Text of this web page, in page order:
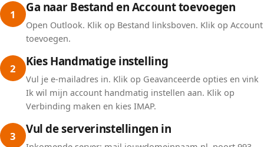
1 Ga naar Bestand en Account toevoegen
Open Outlook. Klik op Bestand linksboven. Klik op Account
toevoegen.
2 Kies Handmatige instelling
Vul je e-mailadres in. Klik op Geavanceerde opties en vink
Ik wil mijn account handmatig instellen aan. Klik op
Verbinding maken en kies IMAP.
3 Vul de serverinstellingen in